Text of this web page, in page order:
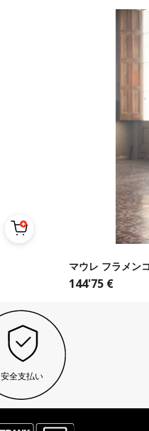
マウレ フラメン
144'75 €
安全支払い